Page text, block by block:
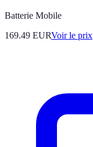
Batterie Mobile
169.49 EURVoir le prix